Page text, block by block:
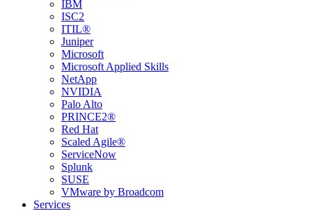
IBM
ISC2
ITIL®
Juniper
Microsoft
Microsoft Applied Skills
NetApp
NVIDIA
Palo Alto
PRINCE2®
Red Hat
Scaled Agile®
ServiceNow
Splunk
SUSE
VMware by Broadcom
Services